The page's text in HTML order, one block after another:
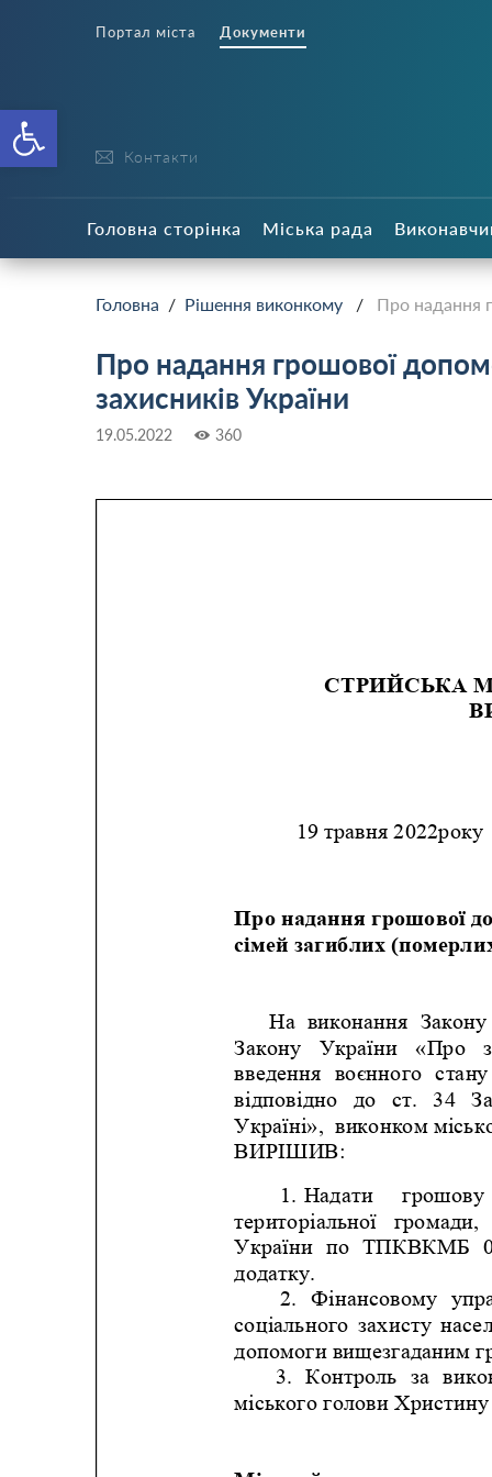
Відкрити Панель
Портал міста Документи
Контакти
Головна сторінка Міська рада
Головна / Рішення виконкому / Про надання
Про надання грошової
захисників України
19.05.2022 360